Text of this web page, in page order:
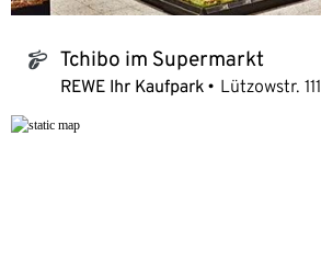
tchibo_logo Tchibo im Supermarkt
REWE Ihr Kaufpark Lützowstr. 111